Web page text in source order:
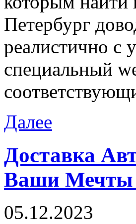
Петербург
реалистично с
специальный
Далее
Доставка
Ваши Мечты
05.12.2023